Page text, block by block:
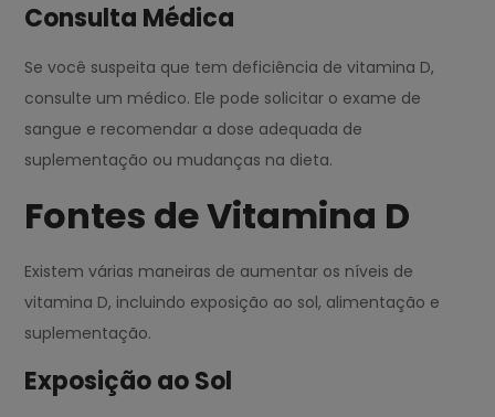
Consulta Médica
Se você suspeita que tem deficiência de vitamina D,
consulte um médico. Ele pode solicitar o exame de
sangue e recomendar a dose adequada de
suplementação ou mudanças na dieta.
Fontes de Vitamina D
Existem várias maneiras de aumentar os níveis de
vitamina D, incluindo exposição ao sol, alimentação e
suplementação.
Exposição ao Sol